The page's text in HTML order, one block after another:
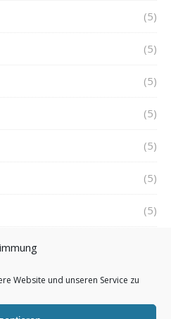
Website und unseren Service zu
(5)
(5)
(5)
(5)
(5)
(5)
(5)
(4)